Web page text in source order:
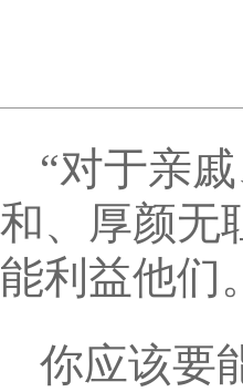
“对于亲
和、厚颜无
能利益他们
你应该要